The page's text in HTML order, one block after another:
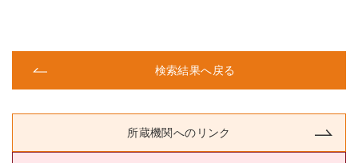
検索結果へ戻る
所蔵機関へのリンク